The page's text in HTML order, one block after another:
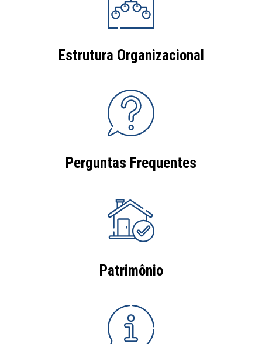
Estrutura Organizacional
Perguntas Frequentes
Patrimônio